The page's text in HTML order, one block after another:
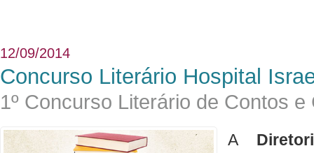
12/09/2014
Concurso Literário Hospital
1º Concurso Literário de Contos e
A